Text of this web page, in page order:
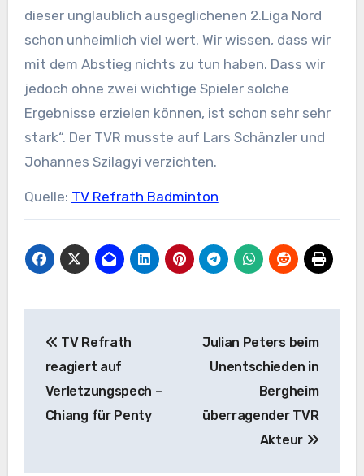
dieser unglaublich ausgeglichenen 2.Liga Nord
schon unheimlich viel wert. Wir wissen, dass wir
mit dem Abstieg nichts zu tun haben. Dass wir
jedoch ohne zwei wichtige Spieler solche
Ergebnisse erzielen können, ist schon sehr sehr
stark“. Der TVR musste auf Lars Schänzler und
Johannes Szilagyi verzichten.
Quelle: TV Refrath Badminton
TV Refrath
reagiert auf
Verletzungspech –
Chiang für Penty
Julian Peters beim
Unentschieden in
Bergheim
überragender TVR
Akteur